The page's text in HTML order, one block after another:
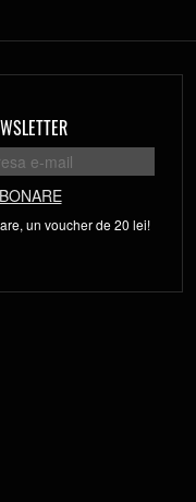
un voucher de 20 lei!